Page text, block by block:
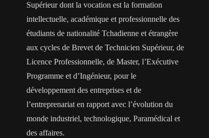
Supérieur dont la vocation est la formation
intellectuelle, académique et professionnelle des
étudiants de nationalité Tchadienne et étrangère
aux cycles de Brevet de Technicien Supérieur, de
Licence Professionnelle, de Master, l’Exécutive
Programme et d’Ingénieur, pour le
développement des entreprises et de
l’entreprenariat en rapport avec l’évolution du
monde industriel, technologique, Paramédical et
des affaires.